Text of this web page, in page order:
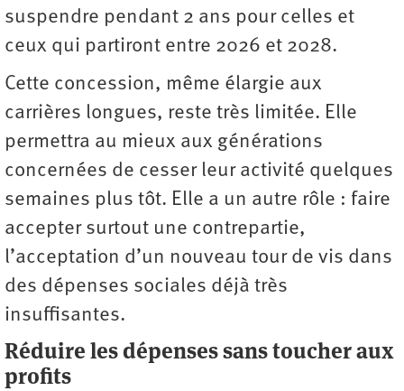
suspendre pendant 2 ans pour celles et
ceux qui partiront entre 2026 et 2028.
Cette concession, même élargie aux
carrières longues, reste très limitée. Elle
permettra au mieux aux générations
concernées de cesser leur activité quelques
semaines plus tôt. Elle a un autre rôle : faire
accepter surtout une contrepartie,
l’acceptation d’un nouveau tour de vis dans
des dépenses sociales déjà très
insuffisantes.
Réduire les dépenses sans toucher aux
profits